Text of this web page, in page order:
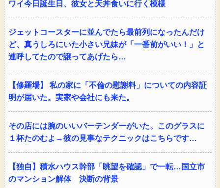
ワイ今日誕生日、彼女と天丼食いに行く模様
ジェットコースターに並んでたら最前列になったんだけ
ど、真うしろにいた小さい兄妹が「一番前がいい！」と
連呼してたので譲ってあげたら…
【修羅場】 私の家に「不倫の慰謝料」についての内容証
明が届いた。実家や会社にも来た。
その店には腕のいいバーテンダーがいた。このグラスに
１杯たのむよ→彼の見事なテクニックはこちらです…
【独自】積水ハウス幹部「眺望を確認」で一転…国立市
のマンション解体 決断の背景